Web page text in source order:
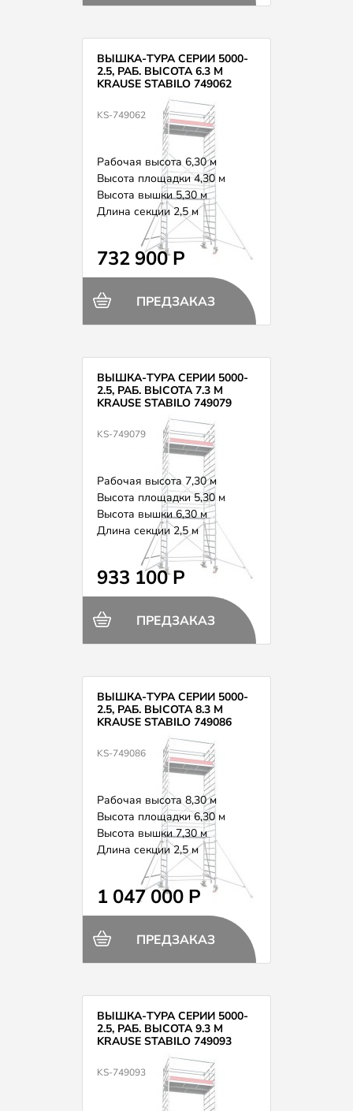
ВЫШКА-ТУРА СЕРИИ 5000-
2.5, РАБ. ВЫСОТА 6.3 М
KRAUSE STABILO 749062
KS-749062
Рабочая высота 6,30 м
Высота площадки 4,30 м
Высота вышки 5,30 м
Длина секции 2,5 м
Вес 196,0 кг
732 900 Р
ПРЕДЗАКАЗ
ВЫШКА-ТУРА СЕРИИ 5000-
2.5, РАБ. ВЫСОТА 7.3 М
KRAUSE STABILO 749079
KS-749079
Рабочая высота 7,30 м
Высота площадки 5,30 м
Высота вышки 6,30 м
Длина секции 2,5 м
Вес 250,0 кг
933 100 Р
ПРЕДЗАКАЗ
ВЫШКА-ТУРА СЕРИИ 5000-
2.5, РАБ. ВЫСОТА 8.3 М
KRAUSE STABILO 749086
KS-749086
Рабочая высота 8,30 м
Высота площадки 6,30 м
Высота вышки 7,30 м
Длина секции 2,5 м
Вес 268,0 кг
1 047 000 Р
ПРЕДЗАКАЗ
ВЫШКА-ТУРА СЕРИИ 5000-
2.5, РАБ. ВЫСОТА 9.3 М
KRAUSE STABILO 749093
KS-749093